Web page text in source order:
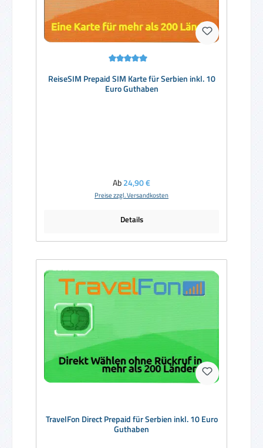
ReiseSIM Prepaid SIM Karte für Serbien inkl. 10
Euro Guthaben
Regulärer Preis:
Ab24,90 €
Preise zzgl. Versandkosten
Details
TravelFon Direct Prepaid für Serbien inkl. 10 Euro
Guthaben